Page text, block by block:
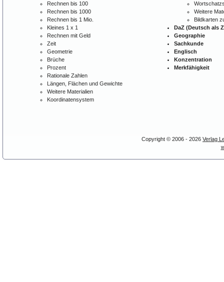
Rechnen bis 100
Rechnen bis 1000
Rechnen bis 1 Mio.
Kleines 1 x 1
Rechnen mit Geld
Zeit
Geometrie
Brüche
Prozent
Rationale Zahlen
Längen, Flächen und Gewichte
Weitere Materialien
Koordinatensystem
Weitere
Bildkarten
DaZ (Deutsch als
Geographie
Sachkunde
Englisch
Konzentration
Merkfähigkeit
Copyright © 2006 - 2026 Verlag